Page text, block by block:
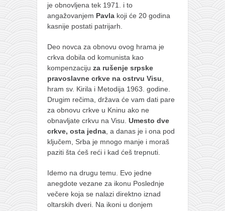
je obnovljena tek 1971. i to
angažovanjem Pavla koji će 20 godina
kasnije postati patrijarh.
Deo novca za obnovu ovog hrama je
crkva dobila od komunista kao
kompenzaciju za rušenje srpske
pravoslavne crkve na ostrvu Visu
hram sv. Kirila i Metodija 1963. godine.
Drugim rečima, država će vam dati pare
za obnovu crkve u Kninu ako ne
obnavljate crkvu na Visu. Umesto dve
crkve, osta jedna , a danas je i ona pod
ključem, Srba je mnogo manje i moraš
paziti šta ćeš reći i kad ćeš trepnuti.
Idemo na drugu temu. Evo jedne
anegdote vezane za ikonu Poslednje
večere koja se nalazi direktno iznad
oltarskih dveri. Na ikoni u donjem